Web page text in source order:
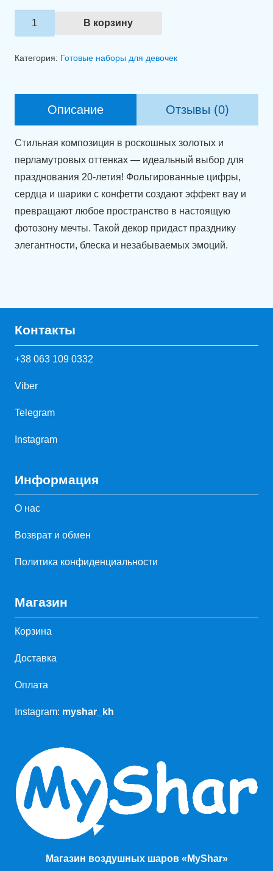
Количество
товара
В корзину
Категория: Готовые наборы для девочек
Описание Отзывы (0)
Стильная композиция в роскошных золотых и
перламутровых оттенках — идеальный выбор для
празднования 20-летия! Фольгированные цифры,
сердца и шарики с конфетти создают эффект вау и
превращают любое пространство в настоящую
фотозону мечты. Такой декор придаст празднику
элегантности, блеска и незабываемых эмоций.
Контакты
+38 063 109 0332
Viber
Telegram
Instagram
Информация
О нас
Возврат и обмен
Политика конфиденциальности
Магазин
Корзина
Доставка
Оплата
Instagram: myshar_kh
Магазин воздушных шаров «MyShar»